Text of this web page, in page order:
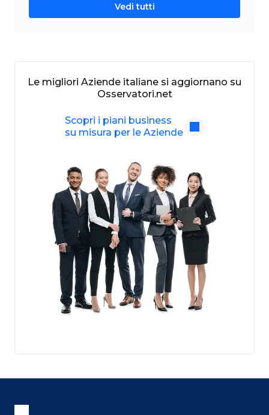
Vedi tutti
Le migliori Aziende italiane si aggiornano su
Osservatori.net
Scopri i piani business
su misura per le Aziende